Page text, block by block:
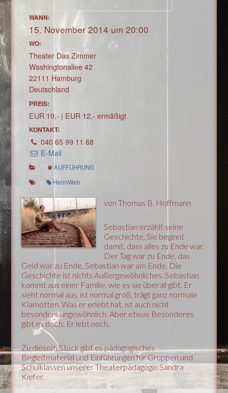
WANN:
15. November 2014 um 20:00
WO:
Theater Das Zimmer
Washingtonallee 42
22111 Hamburg
Deutschland
PREIS:
EUR 19,- | EUR 12,- ermäßigt
KONTAKT:
040 65 99 11 68
E-Mail
AUFFÜHRUNG
HeimWeh
von Thomas B. Hoffmann
Sebastian erzählt seine
Geschichte. Sie beginnt
damit, dass alles zu Ende war.
Der Tag war zu Ende, das
Geld war zu Ende, Sebastian war am Ende. Die
Geschichte ist nichts Außergewöhnliches. Sebastian
kommt aus einer Familie, wie es sie überall gibt. Er
sieht normal aus, ist normal groß, trägt ganz normale
Klamotten. Was er erlebt hat, ist auch nicht
besonders ungewöhnlich. Aber etwas Besonderes
gibt es doch: Er lebt noch.
Zu diesem Stück gibt es pädagogisches
Begleitmaterial und Einführungen für Gruppen und
Schulklassen unserer Theaterpädagogin Sandra
Kiefer.